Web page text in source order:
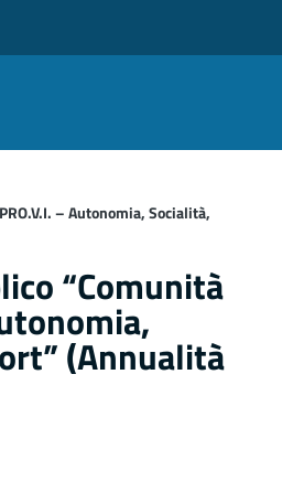
– Autonomia, Socialità,
“Comunità
(Annualità